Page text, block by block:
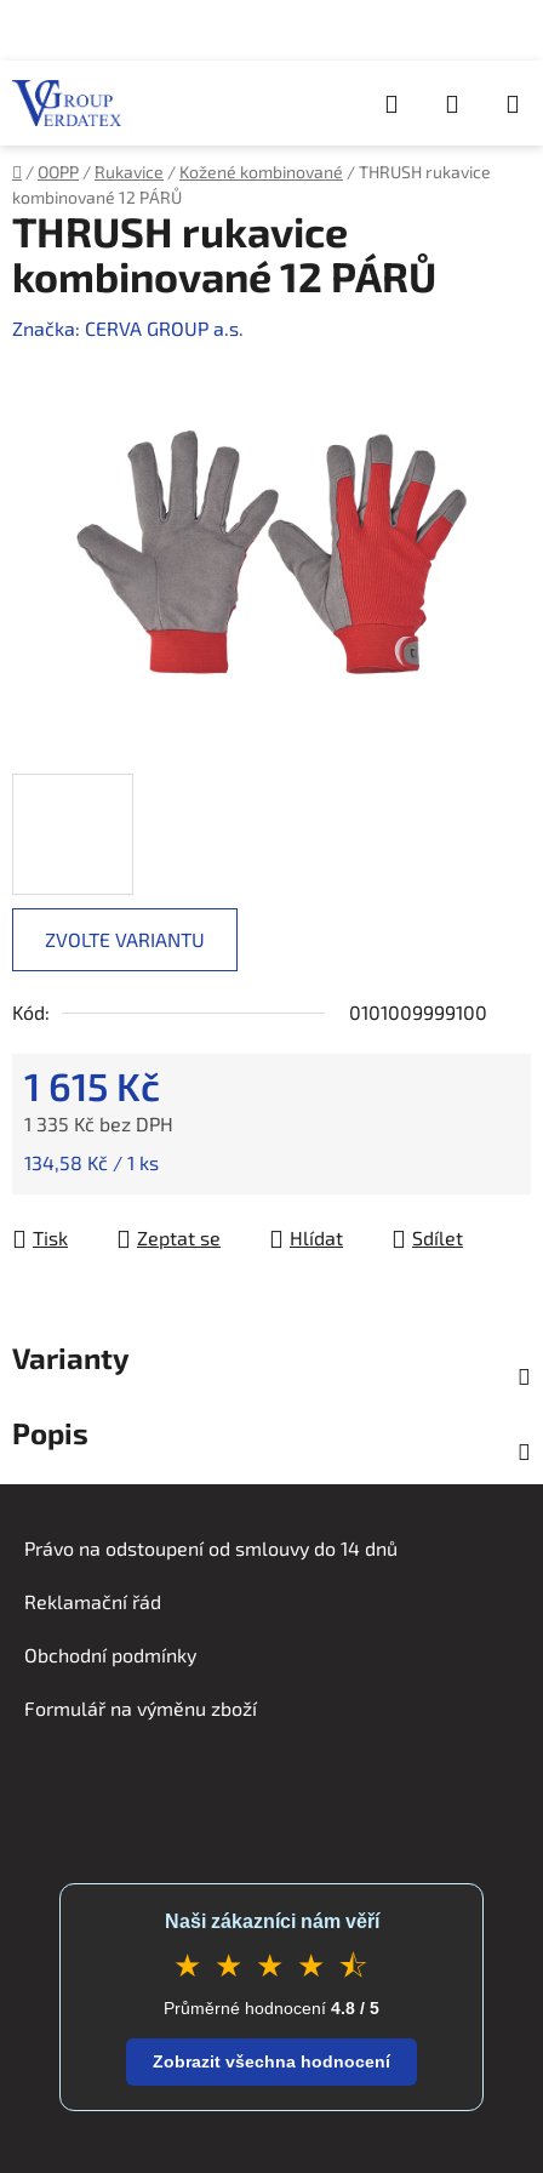
Hledat
KOŠÍK
Domů
/ OOPP / Rukavice / Kožené kombinované /THRUSH rukavice
kombinované 12 PÁRŮ
ZVOLTE VARIANTU
Kód: 0101009999100
1 615 Kč
1 335 Kč bez DPH
Měrná cena:
134,58 Kč / 1 ks
Tisk Zeptat se Hlídat Sdílet
THRUSH rukavice
kombinované 12 PÁRŮ
Značka: CERVA GROUP a.s.
Varianty
Popis
Právo na odstoupení od smlouvy do 14 dnů
Reklamační řád
Obchodní podmínky
Formulář na výměnu zboží
Naši zákazníci nám věří
★ ★ ★ ★ ⯪
Průměrné hodnocení 4.8 / 5
Zobrazit všechna hodnocení